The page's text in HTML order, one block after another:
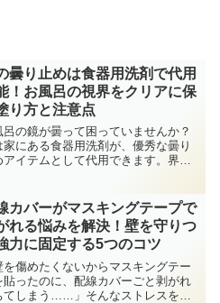
曇り止めは食器用洗剤で代用
！お風呂の視界をクリアに保
り方と注意点
呂の鏡が曇って困っていませんか？
家にある食器用洗剤が、優秀な曇り
アイテムとして代用できます。界面
い注意点を分かりやすく解説しま
カバーがマスキングテープで
れる悩みを解決！壁を守りつ
力に固定する5つのコツ
を傷めたくないからマスキングテー
貼ったのに、配線カバーごと剥がれ
てしまう……」そんなストレスを解